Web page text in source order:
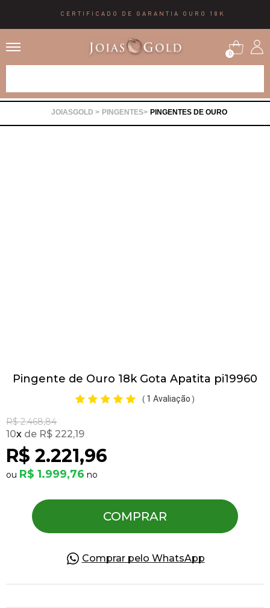
CERTIFICADO DE GARANTIA OURO 18K
0
PINGENTES PINGENTES DE OURO
Pingente de Ouro 18k Gota Apatita pi19960
( 1 Avaliação )
R$ 2.468,84
R$ 2.221,96
10x R$ 222,19
R$ 1.999,76
COMPRAR
Comprar pelo WhatsApp
Pedras Preciosas
OFERTAS